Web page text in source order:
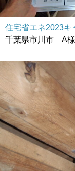
住宅省エネ2023キ
千葉県市川市 A